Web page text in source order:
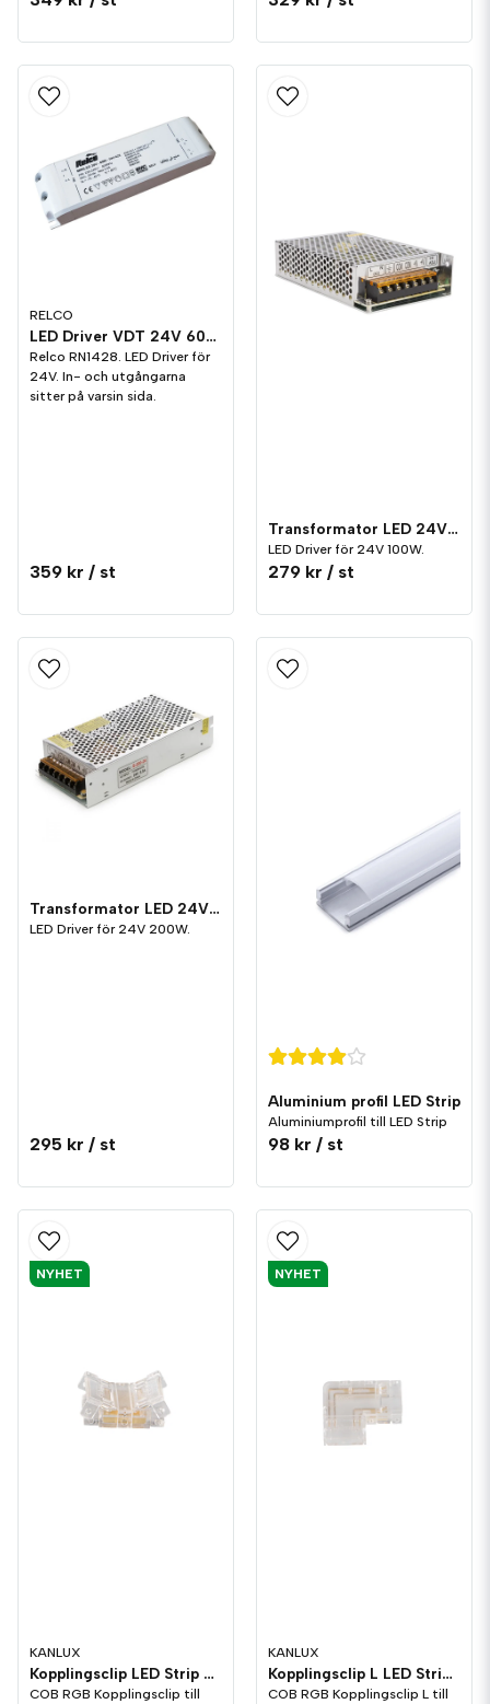
RELCO
LED Driver VDT 24V 60W Relco
Relco RN1428. LED Driver för
24V. In- och utgångarna
sitter på varsin sida.
359 kr / st
Transformator LED 24V 100W
LED Driver för 24V 100W.
279 kr / st
Transformator LED 24V 200W
LED Driver för 24V 200W.
295 kr / st
Aluminium profil LED Strip
Aluminiumprofil till LED Strip
98 kr / st
KANLUX
Kopplingsclip LED Strip COB RGB 10mm
COB RGB Kopplingsclip till
NYHET
KANLUX
Kopplingsclip L LED Strip COB RGB 10mm
COB RGB Kopplingsclip L till
NYHET